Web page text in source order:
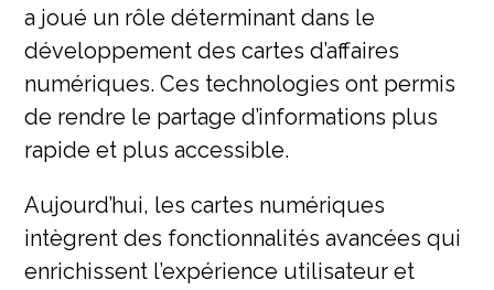
a joué un rôle déterminant dans le
développement des cartes d’affaires
numériques. Ces technologies ont permis
de rendre le partage d’informations plus
rapide et plus accessible.
Aujourd’hui, les cartes numériques
intègrent des fonctionnalités avancées qui
enrichissent l’expérience utilisateur et